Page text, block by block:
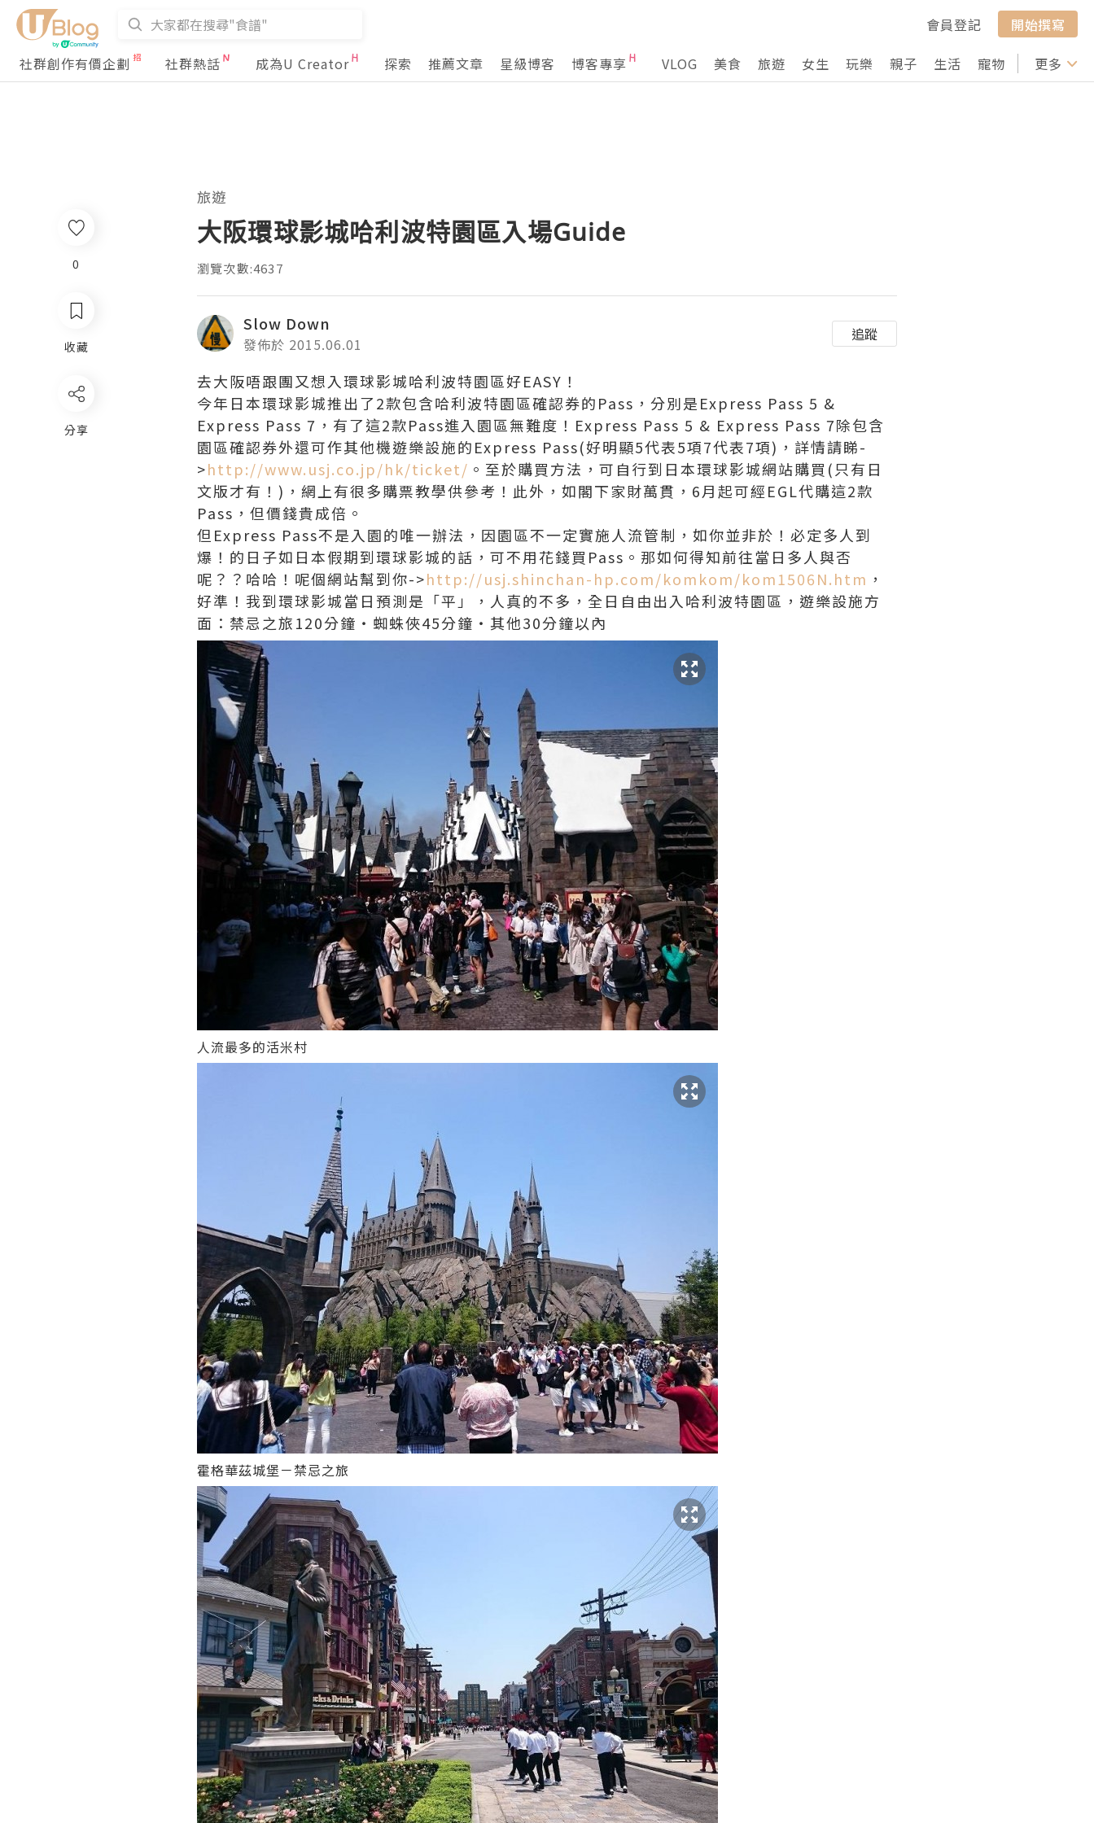
會員登記
開始撰寫
社群創作有價企劃
社群熱話 成為U Creator 探索 推薦文章 星級博客 博客專享 VLOG 美食 旅遊 女生 玩樂 親子 生活 寵物 行山 打卡
更多
0
收藏
分享
旅遊
大阪環球影城哈利波特園區入場Guide
瀏覽次數:4637
Slow Down
發佈於 2015.06.01
追蹤
去大阪唔跟團又想入環球影城哈利波特園區好EASY！
今年日本環球影城推出了2款包含哈利波特園區確認券的Pass，分別是Express Pass 5 &
Express Pass 7，有了這2款Pass進入園區無難度！Express Pass 5 & Express Pass 7除包含
園區確認券外還可作其他機遊樂設施的Express Pass(好明顯5代表5項7代表7項)，詳情請睇-
>http://www.usj.co.jp/hk/ticket/ 。至於購買方法，可自行到日本環球影城網站購買(只有日
文版才有！)，網上有很多購票教學供參考！此外，如閣下家財萬貫，6月起可經EGL代購這2款
Pass，但價錢貴成倍。
但Express Pass不是入園的唯一辦法，因園區不一定實施人流管制，如你並非於！必定多人到
爆！的日子如日本假期到環球影城的話，可不用花錢買Pass。那如何得知前往當日多人與否
呢？？哈哈！呢個網站幫到你->http://usj.shinchan-hp.com/komkom/kom1506N.htm ，
好準！我到環球影城當日預測是「平」，人真的不多，全日自由出入哈利波特園區，遊樂設施方
面：禁忌之旅120分鐘‧蜘蛛俠45分鐘‧其他30分鐘以內
人流最多的活米村
霍格華茲城堡－禁忌之旅